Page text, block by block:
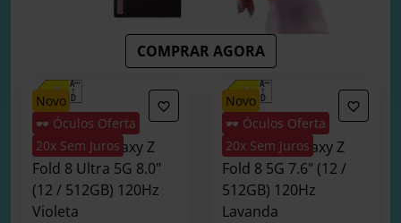
novo
🕶️ Óculos Oferta
20x Sem Juros
Smartphone
Samsung Galaxy Z
Fold 8 Ultra 5G 8.0"
(12 / 512GB) 120Hz
Violeta
novo
🕶️ Óculos Oferta
20x Sem Juros
Smartphone
Samsung Galaxy Z
Fold 8 5G 7.6" (12 /
512GB) 120Hz
Lavanda
COMPRAR AGORA